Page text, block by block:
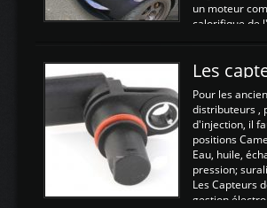
un moteur
calorifique de
Les
Pour les
distributeurs ,
d'injection, il
positions
Eau, huile,
pression;
Les Capteurs
gestion